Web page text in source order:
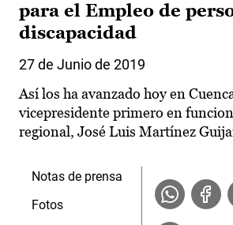
para el Empleo de
discapacidad
27 de Junio de 2019
Así los ha avanzado hoy en
vicepresidente primero en
regional, José Luis Martínez
Notas de prensa
Fotos